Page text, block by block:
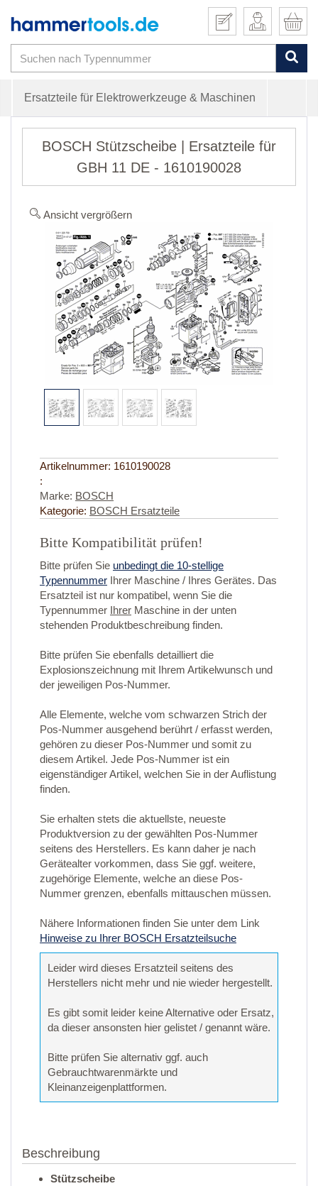
Ersatzteile für Elektrowerkzeuge & Maschinen
BOSCH Stützscheibe | Ersatzteile für
GBH 11 DE - 1610190028
Ansicht vergrößern
Artikelnummer: 1610190028
:
Marke: BOSCH
Kategorie: BOSCH Ersatzteile
Bitte Kompatibilität prüfen!
Bitte prüfen Sie unbedingt die 10-stellige
Typennummer Ihrer Maschine / Ihres Gerätes. Das
Ersatzteil ist nur kompatibel, wenn Sie die
Typennummer Ihrer Maschine in der unten
stehenden Produktbeschreibung finden.
Bitte prüfen Sie ebenfalls detailliert die
Explosionszeichnung mit Ihrem Artikelwunsch und
der jeweiligen Pos-Nummer.
Alle Elemente, welche vom schwarzen Strich der
Pos-Nummer ausgehend berührt / erfasst werden,
gehören zu dieser Pos-Nummer und somit zu
diesem Artikel. Jede Pos-Nummer ist ein
eigenständiger Artikel, welchen Sie in der Auflistung
finden.
Sie erhalten stets die aktuellste, neueste
Produktversion zu der gewählten Pos-Nummer
seitens des Herstellers. Es kann daher je nach
Gerätealter vorkommen, dass Sie ggf. weitere,
zugehörige Elemente, welche an diese Pos-
Nummer grenzen, ebenfalls mittauschen müssen.
Nähere Informationen finden Sie unter dem Link
Hinweise zu Ihrer BOSCH Ersatzteilsuche
Leider wird dieses Ersatzteil seitens des
Herstellers nicht mehr und nie wieder hergestellt.
Es gibt somit leider keine Alternative oder Ersatz,
da dieser ansonsten hier gelistet / genannt wäre.
Bitte prüfen Sie alternativ ggf. auch
Gebrauchtwarenmärkte und
Kleinanzeigenplattformen.
Beschreibung
Stützscheibe